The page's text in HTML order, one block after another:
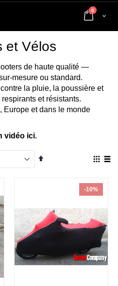
Cart
0 articles
et Vélos
de haute qualité —
mesure ou standard.
la pluie, la poussière et
et résistants.
Europe et dans le monde
vidéo ici.
Par
-10%